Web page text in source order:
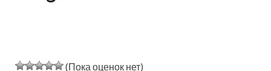
(Пока оценок нет)